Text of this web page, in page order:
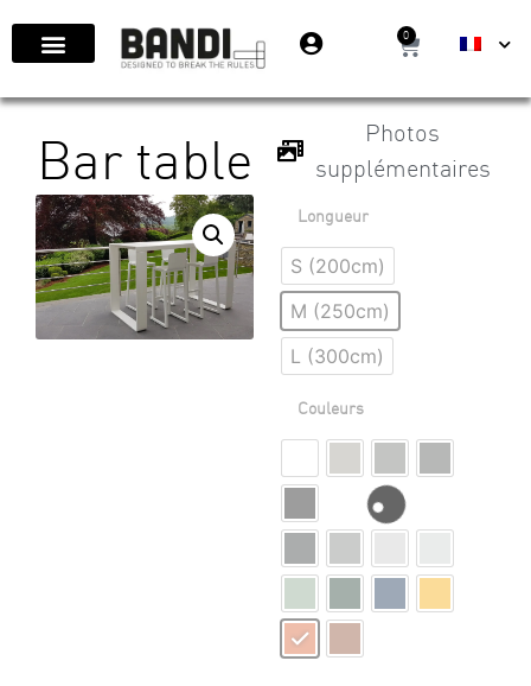
0
Bar table
Photos
supplémentaires
Longueur
S (200cm)
M (250cm)
L (300cm)
Couleurs